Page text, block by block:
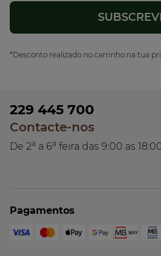
*Desconto realizado no carrinho na tua
229 445 700
Contacte-nos
De 2a a 6a feira das 9:00 as
Pagamentos